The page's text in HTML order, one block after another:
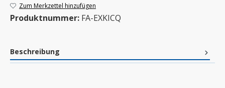
Zum Merkzettel hinzufügen
Produktnummer: FA-EXKICQ
Beschreibung